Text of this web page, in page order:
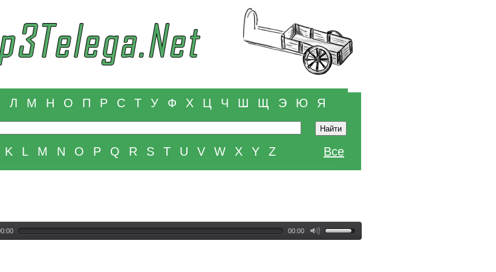
Л М Н О П Р С Т У Ф Х Ц Ч Ш Щ Э Ю Я
K L M N O P Q R S T U V W X Y Z Все
00:00